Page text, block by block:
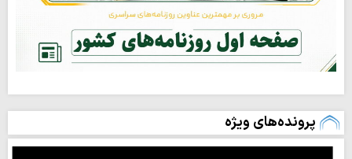
پرونده‌های ویژه